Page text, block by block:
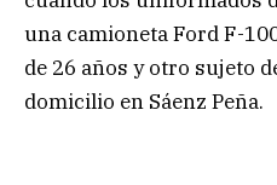
una camioneta Ford F-
de 26 años y otro sujeto
domicilio en Sáenz Peña.